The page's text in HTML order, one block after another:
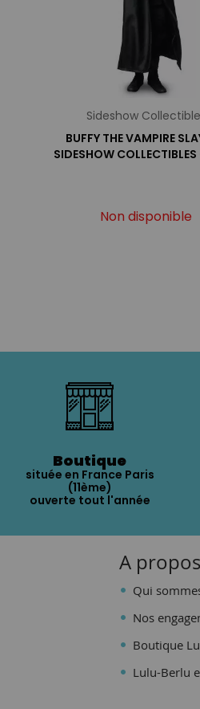
Sideshow
BUFFY THE VAMPIRE
SIDESHOW
Non disponible
Boutique
située en France Paris
(11ème)
ouverte tout l'année
A propos
Qui
Nos
Boutique
Lulu-Berlu